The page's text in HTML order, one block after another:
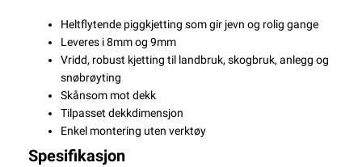
Heltflytende piggkjetting som gir jevn og rolig gange
Leveres i 8mm og 9mm
Vridd, robust kjetting til landbruk, skogbruk, anlegg og
snøbrøyting
Skånsom mot dekk
Tilpasset dekkdimensjon
Enkel montering uten verktøy
Spesifikasjon